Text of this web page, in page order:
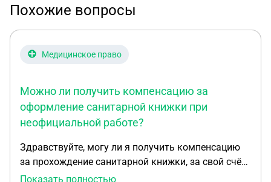
Похожие вопросы
Медицинское право
Можно ли получить компенсацию за
оформление санитарной книжки при
неофициальной работе?
Здравствуйте, могу ли я получить компенсацию
за прохождение санитарной книжки, за свой счёт?
Проходила в той организации где был заключён
Показать полностью